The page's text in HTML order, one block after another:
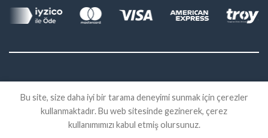
2026 Eklenti Market
İADE SATIŞ SÖZLEŞMESI KVKK
Bu site, size daha iyi bir tarama deneyimi sunmak için çerezler
kullanmaktadır. Bu web sitesinde gezinerek, çerez
kullanımımızı kabul etmiş olursunuz.